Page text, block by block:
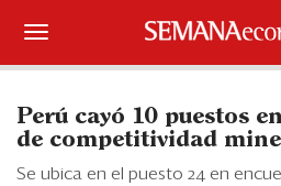
Iniciar sesión
Perú cayó 10 puestos
de competitividad
Se ubica en el puesto 24 en